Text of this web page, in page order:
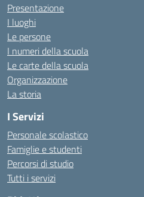
Presentazione
I luoghi
Le persone
I numeri della scuola
Le carte della scuola
Organizzazione
La storia
I Servizi
Personale scolastico
Famiglie e studenti
Percorsi di studio
Tutti i servizi